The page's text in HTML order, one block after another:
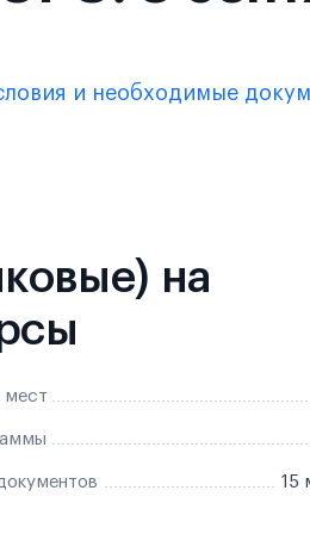
и необходимые
на
мест
15